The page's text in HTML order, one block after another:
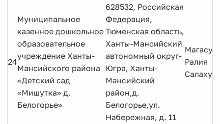
24
Муниципальное
казенное дошкольное
образовательное
учреждение Ханты-
Мансийского района
«Детский сад
«Мишутка» д.
Белогорье»
628532, Российская
Федерация,
Тюменская область,
Ханты-Мансийский
автономный округ-
Югра, Ханты-
Мансийский
район,д.
Белогорье,ул.
Набережная, д. 11
Ралия